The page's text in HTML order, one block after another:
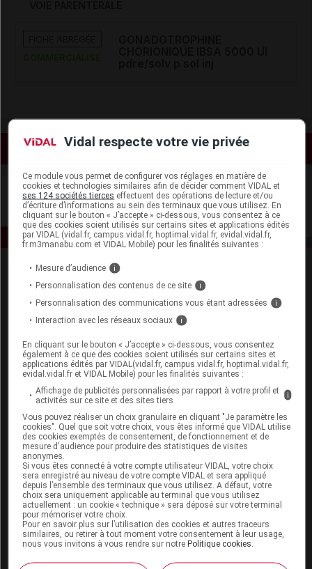
Voir les actualités liées
Espace produit
Boutique
VIDAL Expert
VIDAL Hoptimal
eVIDAL
VIDAL Mobile
VIDAL widget
VIDAL Sécurisation
VIDAL e-Services
Espace institutionnel
Qui sommes-nous ?
VIDAL France
Carrières
Charte éthique et
Vidal respecte votre vie privée
Ce module vous permet de configurer vos réglages en matière de
cookies et technologies similaires afin de décider comment VIDAL et
ses 124 sociétés tierces effectuent des opérations de lecture et/ou
d’écriture d’informations au sein des terminaux que vous utilisez. En
cliquant sur le bouton « J’accepte » ci-dessous, vous consentez à ce
que des cookies soient utilisés sur certains sites et applications édités
par VIDAL (vidal.fr, campus.vidal.fr, hoptimal.vidal.fr, evidal.vidal.fr,
fr.m3manabu.com et VIDAL Mobile) pour les finalités suivantes :
Mesure d’audience i
Personnalisation des contenus de ce site i
Personnalisation des communications vous étant adressées i
Interaction avec les réseaux sociaux i
En cliquant sur le bouton « J’accepte » ci-dessous, vous consentez
également à ce que des cookies soient utilisés sur certains sites et
applications édités par VIDAL(vidal.fr, campus.vidal.fr, hoptimal.vidal.fr,
evidal.vidal.fr et VIDAL Mobile) pour les finalités suivantes :
Affichage de publicités personnalisées par rapport à votre profil et
activités sur ce site et des sites tiers
i
Vous pouvez réaliser un choix granulaire en cliquant "Je paramètre les
cookies". Quel que soit votre choix, vous êtes informé que VIDAL utilise
des cookies exemptés de consentement, de fonctionnement et de
mesure d'audience pour produire des statistiques de visites
anonymes.
Si vous êtes connecté à votre compte utilisateur VIDAL, votre choix
sera enregistré au niveau de votre compte VIDAL et sera appliqué
depuis l’ensemble des terminaux que vous utilisez. A défaut, votre
choix sera uniquement applicable au terminal que vous utilisez
actuellement : un cookie « technique » sera déposé sur votre terminal
pour mémoriser votre choix.
Pour en savoir plus sur l’utilisation des cookies et autres traceurs
similaires, ou retirer à tout moment votre consentement à leur usage,
nous vous invitons à vous rendre sur notrePolitique cookies